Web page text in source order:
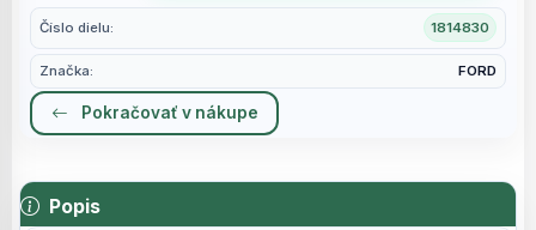
Číslo dielu: 1814830
Značka: FORD
Pokračovať v nákupe
Popis